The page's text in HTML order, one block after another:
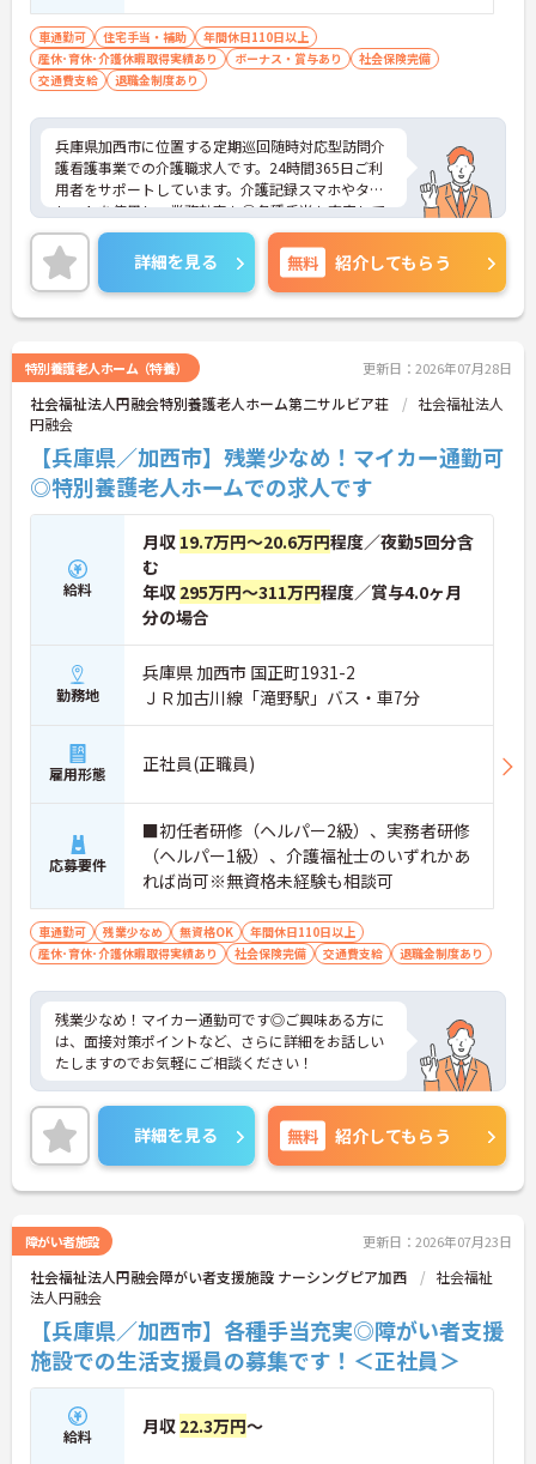
車通勤可 住宅手当・補助
年間休日110日以上
産休･育休･介護休暇取得実績あり
ボーナス・賞与あり
社会保険完備
交通費支給
退職金制度あり
兵庫県加西市に位置する定期巡回随時対応型訪問介
護看護事業での介護職求人です。24時間365日ご利
用者をサポートしています。介護記録スマホやタブ
レットを使用し、業務効率も◎各種手当も充実して
おり、待遇面も魅力です。ご興味のある方には、面
接対策ポイントなど、さらに詳細をお話しいたしま
すのでお気軽にご相談ください！
詳細を見る 無料 紹介してもらう
特別養護老人ホーム（特養） 更新日：2026年07月28日
社会福祉法人円融会特別養護老人ホーム第二サルビア荘
社会福祉法人
円融会
【兵庫県／加西市】残業少なめ！マイカー通勤可
◎特別養護老人ホームでの求人です
給料
月収 19.7万円～20.6万円程度／夜勤5回分含
む
年収 295万円～311万円程度／賞与4.0ヶ月
分の場合
勤務地
兵庫県 加西市 国正町1931-2
ＪＲ加古川線「滝野駅」バス・車7分
雇用形態 正社員(正職員)
応募要件
■初任者研修（ヘルパー2級）、実務者研修
（ヘルパー1級）、介護福祉士のいずれかあ
れば尚可※無資格未経験も相談可
車通勤可 残業少なめ 無資格OK
年間休日110日以上
産休･育休･介護休暇取得実績あり
社会保険完備 交通費支給 退職金制度あり
残業少なめ！マイカー通勤可です◎ご興味ある方に
は、面接対策ポイントなど、さらに詳細をお話しい
たしますのでお気軽にご相談ください！
詳細を見る 無料 紹介してもらう
障がい者施設 更新日：2026年07月23日
社会福祉法人円融会障がい者支援施設 ナーシングピア加西
社会福祉
法人円融会
【兵庫県／加西市】各種手当充実◎障がい者支援
施設での生活支援員の募集です！＜正社員＞
給料 月収 22.3万円～